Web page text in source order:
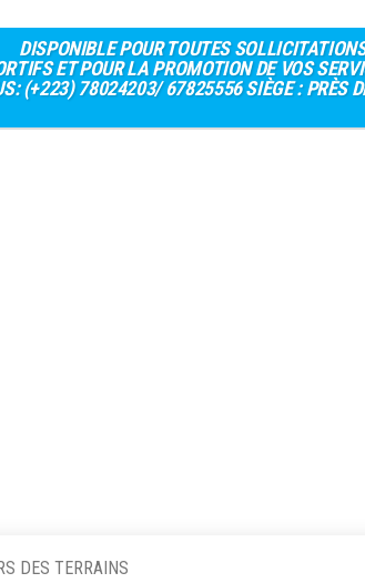
DISPONIBLE POUR TOUTES
ET POUR LA PROMOTION DE VOS
(+223) 78024203/ 67825556 SIÈGE : PRÈS
DES TERRAINS